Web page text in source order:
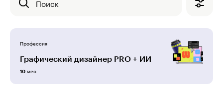
Поиск
Профессия
Графический дизайнер PRO + ИИ
10 мес